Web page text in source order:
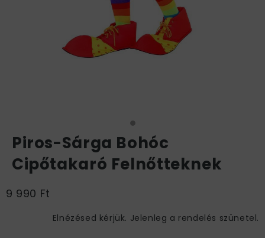
Piros-Sárga Bohóc
Cipőtakaró Felnőtteknek
9 990 Ft
Elnézésed kérjük. Jelenleg a rendelés szünetel.